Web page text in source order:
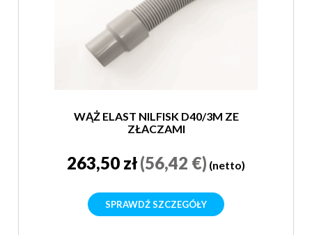
WĄŻ ELAST NILFISK D40/3M ZE
ZŁĄCZAMI
263,50 zł(56,42 €) (netto)
SPRAWDŹ SZCZEGÓŁY